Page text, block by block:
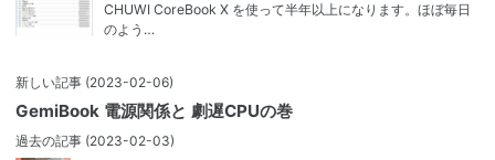
CHUWI CoreBook X を使って半年以上になります。ほぼ毎日
のよう…
新しい記事 (2023-02-06)
GemiBook 電源関係と 劇遅CPUの巻
過去の記事 (2023-02-03)